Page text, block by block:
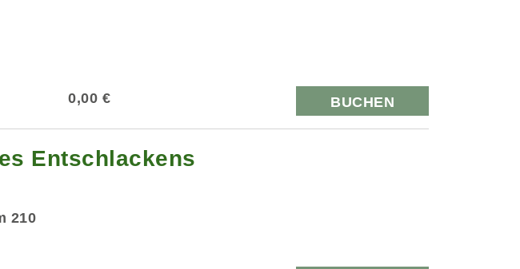
0,00 € BUCHEN
Entschlackens
210